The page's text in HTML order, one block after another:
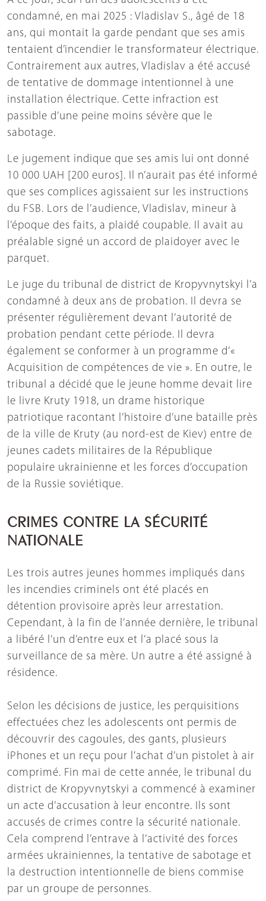
condamné, en mai 2025 : Vladislav S., âgé de 18
ans, qui montait la garde pendant que ses amis
tentaient d’incendier le transformateur électrique.
Contrairement aux autres, Vladislav a été accusé
de tentative de dommage intentionnel à une
installation électrique. Cette infraction est
passible d’une peine moins sévère que le
sabotage.
Le jugement indique que ses amis lui ont donné
10 000 UAH [200 euros]. Il n’aurait pas été informé
que ses complices agissaient sur les instructions
du FSB. Lors de l’audience, Vladislav, mineur à
l’époque des faits, a plaidé coupable. Il avait au
préalable signé un accord de plaidoyer avec le
parquet.
Le juge du tribunal de district de Kropyvnytskyi l’a
condamné à deux ans de probation. Il devra se
présenter régulièrement devant l’autorité de
probation pendant cette période. Il devra
également se conformer à un programme d’«
Acquisition de compétences de vie ». En outre, le
tribunal a décidé que le jeune homme devait lire
le livre Kruty 1918, un drame historique
patriotique racontant l’histoire d’une bataille près
de la ville de Kruty (au nord-est de Kiev) entre de
jeunes cadets militaires de la République
populaire ukrainienne et les forces d’occupation
de la Russie soviétique.
CRIMES CONTRE LA SÉCURITÉ
NATIONALE
Les trois autres jeunes hommes impliqués dans
les incendies criminels ont été placés en
détention provisoire après leur arrestation.
Cependant, à la fin de l’année dernière, le tribunal
a libéré l’un d’entre eux et l’a placé sous la
surveillance de sa mère. Un autre a été assigné à
résidence.
Selon les décisions de justice, les perquisitions
effectuées chez les adolescents ont permis de
découvrir des cagoules, des gants, plusieurs
iPhones et un reçu pour l’achat d’un pistolet à air
comprimé. Fin mai de cette année, le tribunal du
district de Kropyvnytskyi a commencé à examiner
un acte d’accusation à leur encontre. Ils sont
accusés de crimes contre la sécurité nationale.
Cela comprend l’entrave à l’activité des forces
armées ukrainiennes, la tentative de sabotage et
la destruction intentionnelle de biens commise
par un groupe de personnes.